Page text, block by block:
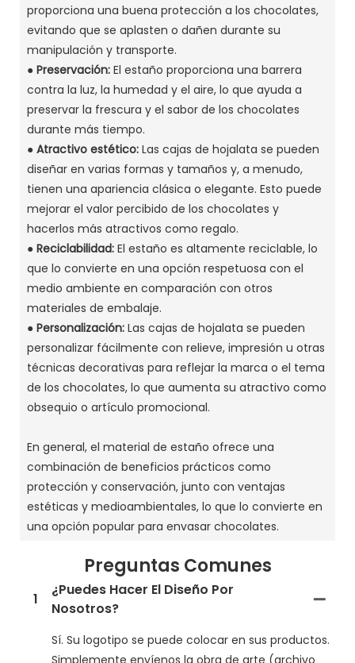
proporciona una buena protección a los chocolates,
evitando que se aplasten o dañen durante su
manipulación y transporte.
● Preservación: El estaño proporciona una barrera
contra la luz, la humedad y el aire, lo que ayuda a
preservar la frescura y el sabor de los chocolates
durante más tiempo.
● Atractivo estético: Las cajas de hojalata se pueden
diseñar en varias formas y tamaños y, a menudo,
tienen una apariencia clásica o elegante. Esto puede
mejorar el valor percibido de los chocolates y
hacerlos más atractivos como regalo.
● Reciclabilidad: El estaño es altamente reciclable, lo
que lo convierte en una opción respetuosa con el
medio ambiente en comparación con otros
materiales de embalaje.
● Personalización: Las cajas de hojalata se pueden
personalizar fácilmente con relieve, impresión u otras
técnicas decorativas para reflejar la marca o el tema
de los chocolates, lo que aumenta su atractivo como
obsequio o artículo promocional.
En general, el material de estaño ofrece una
combinación de beneficios prácticos como
protección y conservación, junto con ventajas
estéticas y medioambientales, lo que lo convierte en
una opción popular para envasar chocolates.
Preguntas Comunes
1
¿Puedes Hacer El Diseño Por
Nosotros?
Sí. Su logotipo se puede colocar en sus productos.